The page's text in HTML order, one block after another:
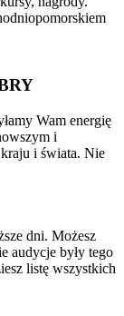
Wam energię
i
i świata. Nie
dni. Możesz
audycje były tego
listę wszystkich